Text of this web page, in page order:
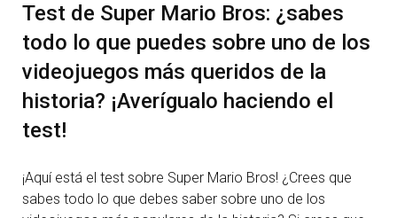
Test de Super Mario Bros: ¿sabes
todo lo que puedes sobre uno de los
videojuegos más queridos de la
historia? ¡Averígualo haciendo el
test!
¡Aquí está el test sobre Super Mario Bros! ¿Crees que
sabes todo lo que debes saber sobre uno de los